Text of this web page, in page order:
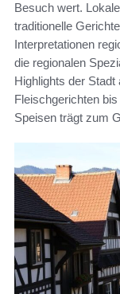
Besuch wert.
traditionelle
Interpretationen
die regionalen
Highlights der
Fleischgerichten
Speisen trägt zum